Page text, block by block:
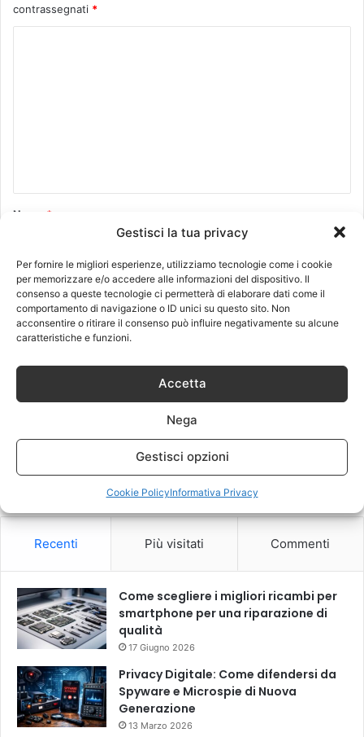
Gestisci la tua privacy
Per fornire le migliori esperienze, utilizziamo tecnologie come i cookie
per memorizzare e/o accedere alle informazioni del dispositivo. Il
consenso a queste tecnologie ci permetterà di elaborare dati come il
comportamento di navigazione o ID unici su questo sito. Non
acconsentire o ritirare il consenso può influire negativamente su alcune
caratteristiche e funzioni.
Accetta
Nega
Gestisci opzioni
Cookie PolicyInformativa Privacy
contrassegnati *
o
Nome *
Email*
Questo sito utilizza Akismet per ridurre lo spam.
vengono elaborati i dati derivati dai commenti.
Recenti Più visitati Commenti
Come scegliere i migliori ricambi per
smartphone per una riparazione di
qualità
17 Giugno 2026
Privacy Digitale: Come difendersi da
Spyware e Microspie di Nuova
Generazione
13 Marzo 2026